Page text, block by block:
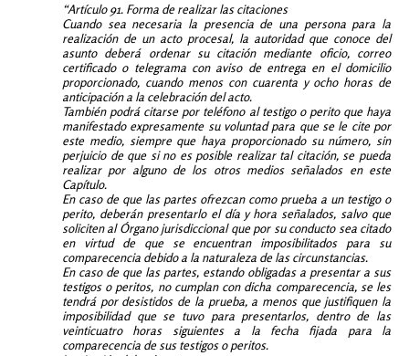
“Artículo 91. Forma de realizar las citaciones
Cuando sea necesaria la presencia de una persona para la
realización de un acto procesal, la autoridad que conoce del
asunto deberá ordenar su citación mediante oficio, correo
certificado o telegrama con aviso de entrega en el domicilio
proporcionado, cuando menos con cuarenta y ocho horas de
anticipación a la celebración del acto.
También podrá citarse por teléfono al testigo o perito que haya
manifestado expresamente su voluntad para que se le cite por
este medio, siempre que haya proporcionado su número, sin
perjuicio de que si no es posible realizar tal citación, se pueda
realizar por alguno de los otros medios señalados en este
Capítulo.
En caso de que las partes ofrezcan como prueba a un testigo o
perito, deberán presentarlo el día y hora señalados, salvo que
soliciten al Órgano jurisdiccional que por su conducto sea citado
en virtud de que se encuentran imposibilitados para su
comparecencia debido a la naturaleza de las circunstancias.
En caso de que las partes, estando obligadas a presentar a sus
testigos o peritos, no cumplan con dicha comparecencia, se les
tendrá por desistidos de la prueba, a menos que justifiquen la
imposibilidad que se tuvo para presentarlos, dentro de las
veinticuatro horas siguientes a la fecha fijada para la
comparecencia de sus testigos o peritos.